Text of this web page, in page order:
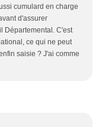
cumulard en charge
d'assurer
Départemental. C'est
ce qui ne peut
saisie ? J'ai comme